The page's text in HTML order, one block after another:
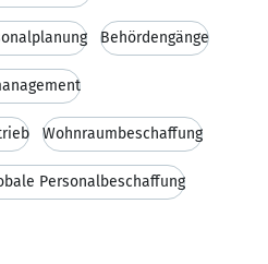
Behördengänge
Wohnraumbeschaffung
Personalbeschaffung